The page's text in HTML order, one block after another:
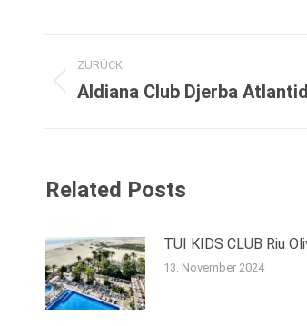
ZURÜCK
Vorheriger
Aldiana Club Djerba
Related Posts
TUI KIDS CLUB Riu
13. November 2024